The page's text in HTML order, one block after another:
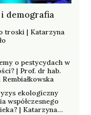
demografia
troski | Katarzyna
o pestycydach w
| Prof. dr hab.
ekologiczny
współczesnego
| Katarzyna